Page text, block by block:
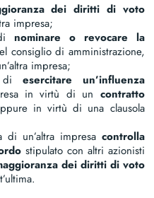
dei diritti di voto
impresa;
nominare o revocare la
consiglio di amministrazione,
impresa;
di esercitare un’influenza
in virtù di un contratto
in virtù di una clausola
di un’altra impresa controlla
stipulato con altri azionisti
dei diritti di voto